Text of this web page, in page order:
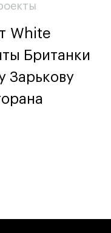
White
Британки
Зарькову